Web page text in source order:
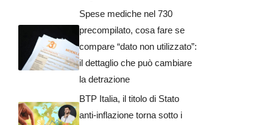
Spese mediche nel 730
precompilato, cosa fare se
compare “dato non utilizzato”:
il dettaglio che può cambiare
la detrazione
BTP Italia, il titolo di Stato
anti-inflazione torna sotto i